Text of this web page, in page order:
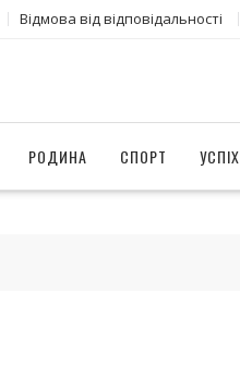
Відмова від відповідальності
РОДИНА СПОРТ УСПІХ